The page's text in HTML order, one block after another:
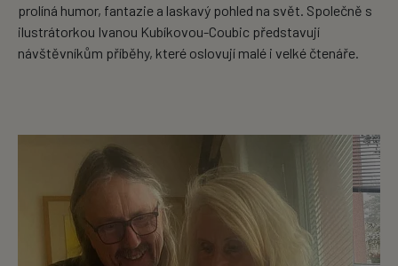
prolíná humor, fantazie a laskavý pohled na svět. Společně s
ilustrátorkou Ivanou Kubíkovou-Coubic představují
návštěvníkům příběhy, které oslovují malé i velké čtenáře.